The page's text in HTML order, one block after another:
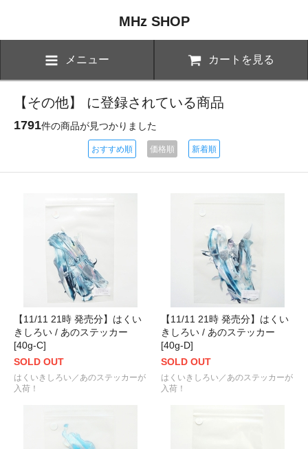
MHz SHOP
メニュー カートを見る
【その他】 に登録されている商品
1791件の商品が見つかりました
おすすめ順 価格順 新着順
【11/11 21時 発売分】はくい
きしろい / あのステッカー
[40g-C]
SOLD OUT
はくいきしろい／あのステッカーが
入荷！
【11/11 21時 発売分】はくい
きしろい / あのステッカー
[40g-D]
SOLD OUT
はくいきしろい／あのステッカーが
入荷！